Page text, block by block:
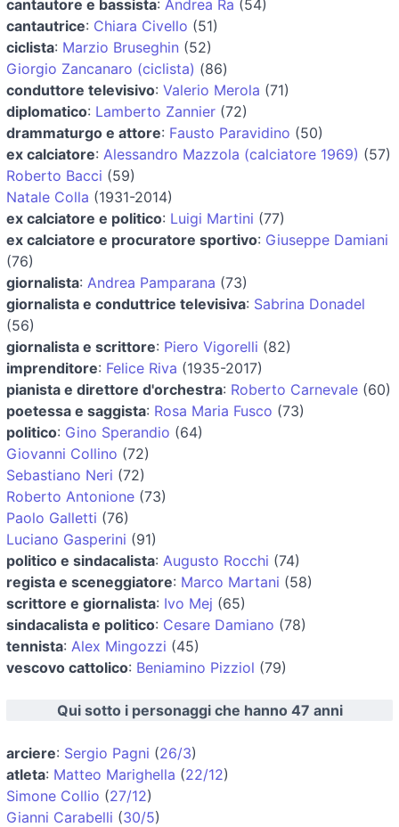
cantautore e bassista: Andrea Ra (54)
cantautrice: Chiara Civello (51)
ciclista: Marzio Bruseghin (52)
Giorgio Zancanaro (ciclista) (86)
conduttore televisivo: Valerio Merola (71)
diplomatico: Lamberto Zannier (72)
drammaturgo e attore: Fausto Paravidino (50)
ex calciatore: Alessandro Mazzola (calciatore 1969) (57)
Roberto Bacci (59)
Natale Colla (1931-2014)
ex calciatore e politico: Luigi Martini (77)
ex calciatore e procuratore sportivo: Giuseppe Damiani
(76)
giornalista: Andrea Pamparana (73)
giornalista e conduttrice televisiva: Sabrina Donadel
(56)
giornalista e scrittore: Piero Vigorelli (82)
imprenditore: Felice Riva (1935-2017)
pianista e direttore d'orchestra: Roberto Carnevale (60)
poetessa e saggista: Rosa Maria Fusco (73)
politico: Gino Sperandio (64)
Giovanni Collino (72)
Sebastiano Neri (72)
Roberto Antonione (73)
Paolo Galletti (76)
Luciano Gasperini (91)
politico e sindacalista: Augusto Rocchi (74)
regista e sceneggiatore: Marco Martani (58)
scrittore e giornalista: Ivo Mej (65)
sindacalista e politico: Cesare Damiano (78)
tennista: Alex Mingozzi (45)
vescovo cattolico: Beniamino Pizziol (79)
Qui sotto i personaggi che hanno 47 anni
arciere: Sergio Pagni (26/3)
atleta: Matteo Marighella (22/12)
Simone Collio (27/12)
Gianni Carabelli (30/5)